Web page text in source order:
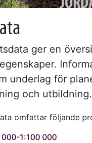
ger en
underlag för
och utbildning.
omfattar följande
1:100 000